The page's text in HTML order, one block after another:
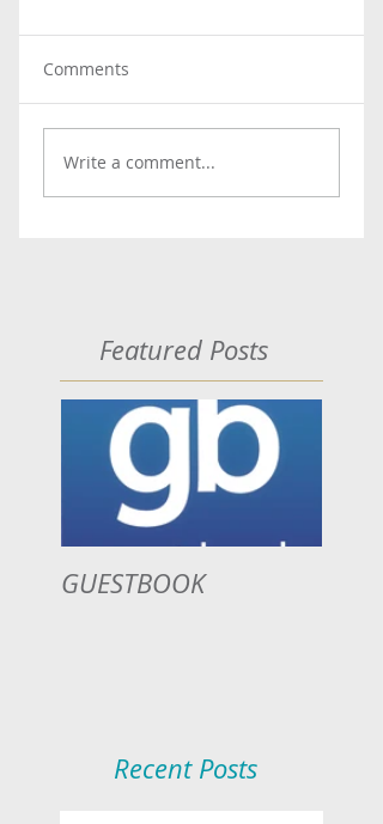
Comments
Write a comment...
Featured Posts
GUESTBOOK
Recent Posts